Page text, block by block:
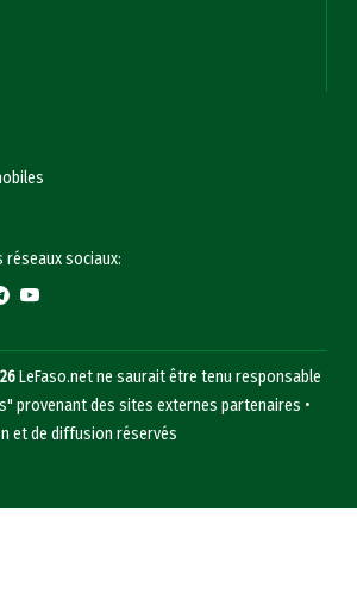
réseaux sociaux:
LeFaso.net ne saurait être tenu responsable
provenant des sites externes partenaires •
et de diffusion réservés